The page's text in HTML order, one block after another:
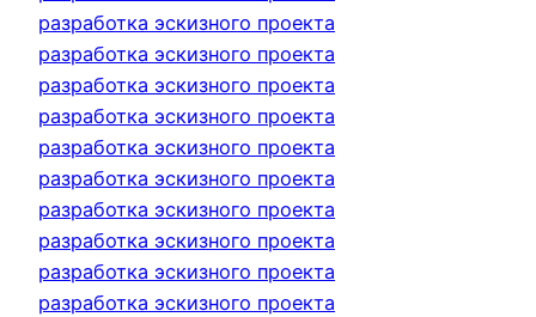
разработка эскизного проекта
разработка эскизного проекта
разработка эскизного проекта
разработка эскизного проекта
разработка эскизного проекта
разработка эскизного проекта
разработка эскизного проекта
разработка эскизного проекта
разработка эскизного проекта
разработка эскизного проекта